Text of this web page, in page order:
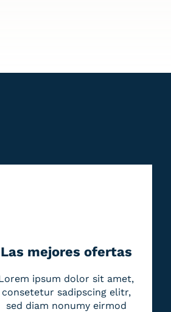
Las mejores ofertas
ipsum dolor sit amet,
consetetur sadipscing elitr,
sed diam nonumy eirmod